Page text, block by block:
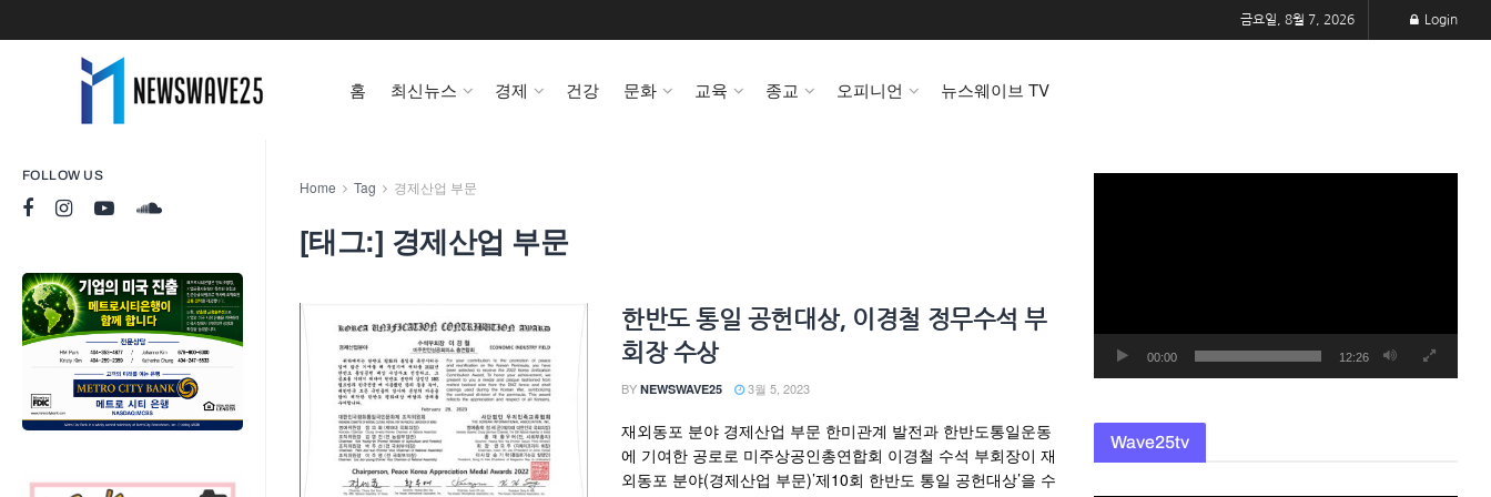
FOLLOW US
금요일, 8월 7, 2026 Login
홈 최신뉴스 경제 건강 문화 교육 종교 오피니언 뉴스웨이브 TV
Home Tag 경제산업 부문
[태그:] 경제산업 부문
한반도 통일 공헌대상, 이경철 정무수석 부
회장 수상
BY NEWSWAVE25 3월 5, 2023
재외동포 분야 경제산업 부문 한미관계 발전과 한반도통일운동
에 기여한 공로로 미주상공인총연합회 이경철 수석 부회장이 재
외동포 분야(경제산업 부문)’제10회 한반도 통일 공헌대상’을 수
00:00 12:26
Wave25tv